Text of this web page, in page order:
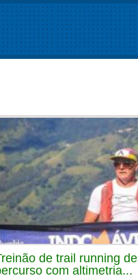
de trail running
com altimetria...